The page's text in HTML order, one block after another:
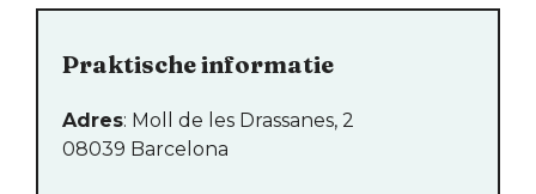
Praktische informatie
Adres: Moll de les Drassanes, 2
08039 Barcelona